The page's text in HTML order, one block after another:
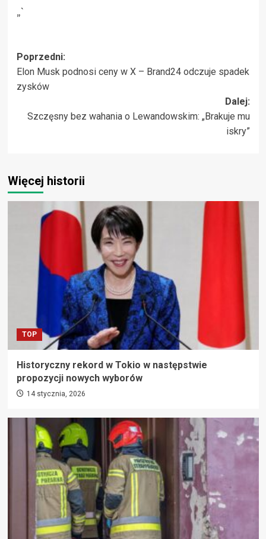
„`
Zobacz
wpisy
Poprzedni:
Elon Musk podnosi ceny w X – Brand24 odczuje spadek
zysków
Dalej:
Szczęsny bez wahania o Lewandowskim: „Brakuje mu
iskry”
Więcej historii
TOP
Historyczny rekord w Tokio w następstwie
propozycji nowych wyborów
14 stycznia, 2026